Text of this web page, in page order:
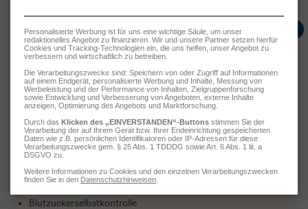
Maßnahmen
Diabetes mellitus: Behandlung (Bausteine)
Ernährungsumstellung
Sport und Bewegung
Abbau von Übergewicht
Diabetes-Medikamente (z. B. Metformin)
Diabetes-Schulung
Blutzuckerselbstkontrolle